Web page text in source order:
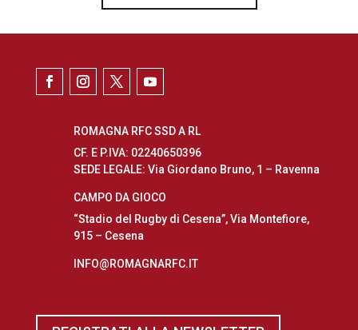
ROMAGNA RFC SSD A RL
CF. E P.IVA: 02240650396
SEDE LEGALE: Via Giordano Bruno, 1 – Ravenna
CAMPO DA GIOCO
“Stadio del Rugby di Cesena”, Via Montefiore,
915 – Cesena
INFO@ROMAGNARFC.IT